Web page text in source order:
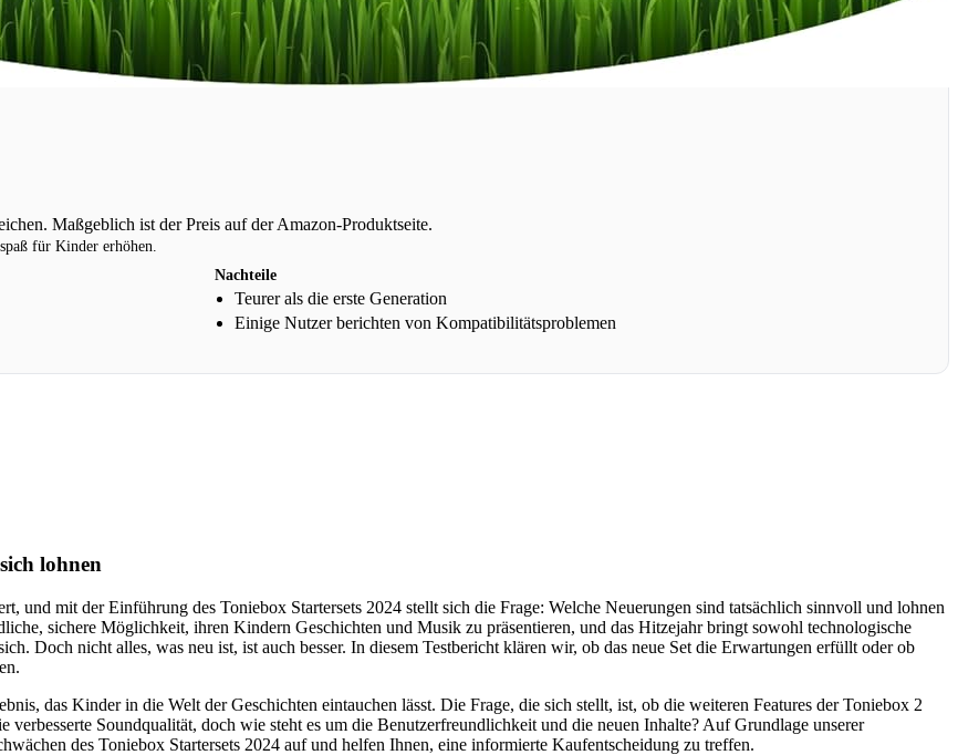
Maßgeblich ist der Preis auf der Amazon-Produktseite.
für Kinder erhöhen.
Nachteile
Teurer als die erste Generation
Einige Nutzer berichten von Kompatibilitätsproblemen
lohnen
und mit der Einführung des Toniebox Startersets 2024 stellt sich die Frage: Welche Neuerungen sind tatsächlich sinnvoll und lohnen
sichere Möglichkeit, ihren Kindern Geschichten und Musik zu präsentieren, und das Hitzejahr bringt sowohl technologische
Doch nicht alles, was neu ist, ist auch besser. In diesem Testbericht klären wir, ob das neue Set die Erwartungen erfüllt oder ob
das Kinder in die Welt der Geschichten eintauchen lässt. Die Frage, die sich stellt, ist, ob die weiteren Features der Toniebox 2
Soundqualität, doch wie steht es um die Benutzerfreundlichkeit und die neuen Inhalte? Auf Grundlage unserer
des Toniebox Startersets 2024 auf und helfen Ihnen, eine informierte Kaufentscheidung zu treffen.